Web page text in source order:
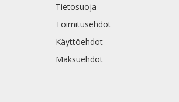
Tietosuoja
Toimitusehdot
Käyttöehdot
Maksuehdot